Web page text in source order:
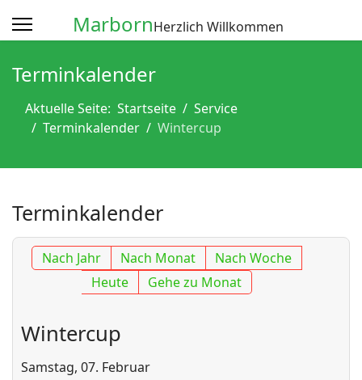
MarbornHerzlich Willkommen
Terminkalender
Aktuelle Seite: Startseite
Service
Terminkalender
Wintercup
Terminkalender
Nach Jahr Nach Monat
Nach Woche
Heute
Gehe zu Monat
Wintercup
Samstag, 07. Februar